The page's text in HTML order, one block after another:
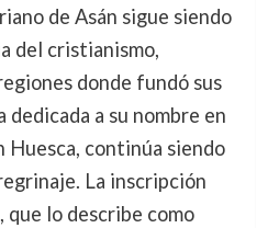
de Asán sigue siendo
del cristianismo,
donde fundó sus
dedicada a su nombre en
Huesca, continúa siendo
La inscripción
que lo describe como